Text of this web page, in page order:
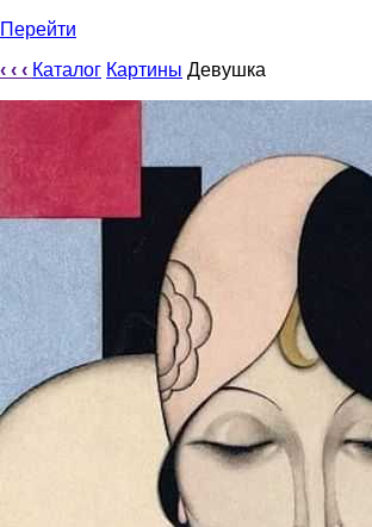
Перейти
‹ ‹ ‹ Каталог Картины Девушка